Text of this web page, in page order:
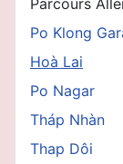
Po Klong
Hoà Lai
Po Nagar
Tháp Nhàn
Thap Dôi